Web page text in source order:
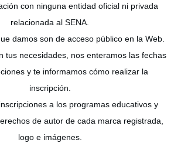
con ninguna entidad oficial ni privada
relacionada al SENA.
damos son de acceso público en la Web.
tus necesidades, nos enteramos las fechas
y te informamos cómo realizar la
inscripción.
a los programas educativos y
de autor de cada marca registrada,
logo e imágenes.